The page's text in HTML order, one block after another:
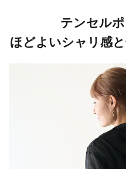
テンセル
ほどよいシャリ感